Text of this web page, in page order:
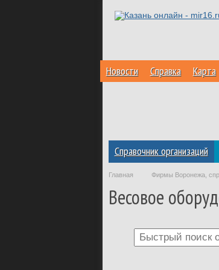
Новости Справка Карта
Справочник организаций
Главная Фирмы Воронежа,
Весовое